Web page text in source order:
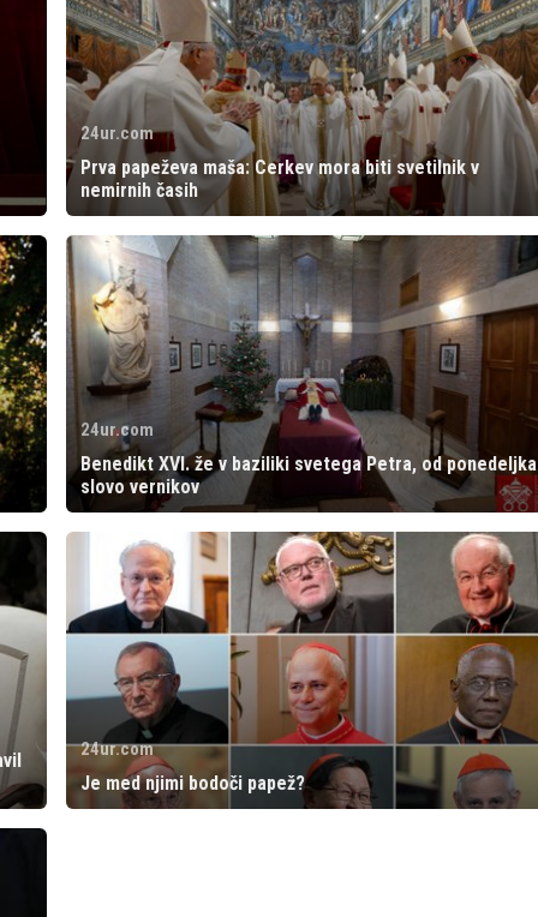
24ur.com
Prva papeževa maša: Cerkev mora biti svetilnik v
nemirnih časih
24ur.com
Benedikt XVI. že v baziliki svetega Petra, od ponedeljka
slovo vernikov
24ur.com
Je med njimi bodoči papež?